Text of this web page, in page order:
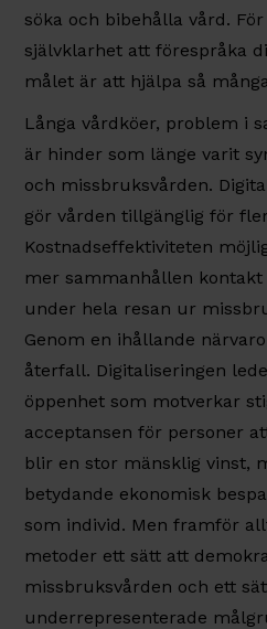
söka och bibehålla vård.
självklarhet att förespråka
målet är att hjälpa så
Långa vårdköer, problem i
är hinder som länge varit
och missbruksvården.
gör vården tillgänglig för
Kostnadseffektiviteten
mer sammanhållen
under hela resan ur
Genom en ihållande
återfall. Digitaliseringen
öppenhet som motverkar
acceptansen för personer
blir en stor mänsklig vinst,
betydande ekonomisk
som individ. Men framför
metoder ett sätt att
missbruksvården och ett
underrepresenterade